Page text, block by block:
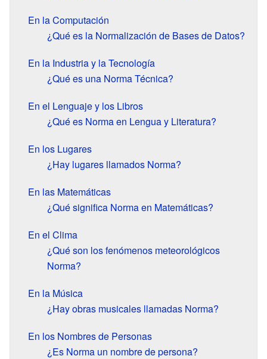
En la Computación
¿Qué es la Normalización de Bases de Datos?
En la Industria y la Tecnología
¿Qué es una Norma Técnica?
En el Lenguaje y los Libros
¿Qué es Norma en Lengua y Literatura?
En los Lugares
¿Hay lugares llamados Norma?
En las Matemáticas
¿Qué significa Norma en Matemáticas?
En el Clima
¿Qué son los fenómenos meteorológicos
Norma?
En la Música
¿Hay obras musicales llamadas Norma?
En los Nombres de Personas
¿Es Norma un nombre de persona?